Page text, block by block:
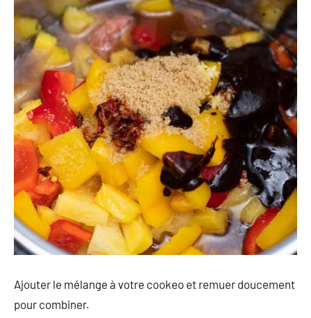
Ajouter le mélange à votre cookeo et remuer doucement
pour combiner.